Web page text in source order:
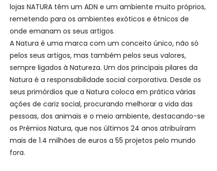
lojas NATURA têm um ADN e um ambiente muito próprios,
remetendo para os ambientes exóticos e étnicos de
onde emanam os seus artigos.
A Natura é uma marca com um conceito único, não só
pelos seus artigos, mas também pelos seus valores,
sempre ligados à Natureza. Um dos principais pilares da
Natura é a responsabilidade social corporativa. Desde os
seus primórdios que a Natura coloca em prática várias
ações de cariz social, procurando melhorar a vida das
pessoas, dos animais e o meio ambiente, destacando-se
os Prémios Natura, que nos últimos 24 anos atribuíram
mais de 1.4 milhões de euros a 55 projetos pelo mundo
fora.